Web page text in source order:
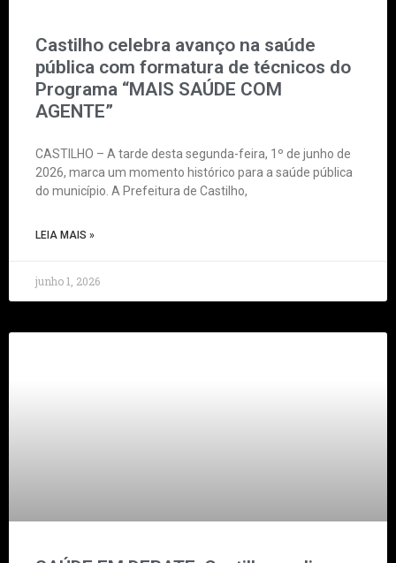
Castilho celebra avanço na saúde
pública com formatura de técnicos do
Programa “MAIS SAÚDE COM
AGENTE”
CASTILHO – A tarde desta segunda-feira, 1º de junho de
2026, marca um momento histórico para a saúde pública
do município. A Prefeitura de Castilho,
LEIA MAIS »
junho 1, 2026